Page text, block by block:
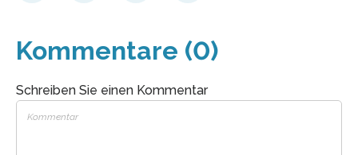
Kommentare (0)
Schreiben Sie einen Kommentar